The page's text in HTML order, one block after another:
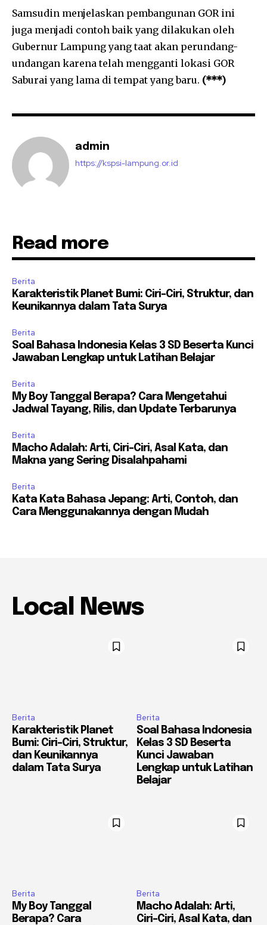
Samsudin menjelaskan pembangunan GOR ini
juga menjadi contoh baik yang dilakukan oleh
Gubernur Lampung yang taat akan perundang-
undangan karena telah mengganti lokasi GOR
Saburai yang lama di tempat yang baru. (***)
admin
https://kspsi-lampung.or.id
Read more
Berita
Karakteristik Planet Bumi: Ciri-Ciri, Struktur, dan
Keunikannya dalam Tata Surya
Berita
Soal Bahasa Indonesia Kelas 3 SD Beserta Kunci
Jawaban Lengkap untuk Latihan Belajar
Berita
My Boy Tanggal Berapa? Cara Mengetahui
Jadwal Tayang, Rilis, dan Update Terbarunya
Berita
Macho Adalah: Arti, Ciri-Ciri, Asal Kata, dan
Makna yang Sering Disalahpahami
Berita
Kata Kata Bahasa Jepang: Arti, Contoh, dan
Cara Menggunakannya dengan Mudah
Local News
Berita
Karakteristik Planet
Bumi: Ciri-Ciri, Struktur,
dan Keunikannya
dalam Tata Surya
Berita
Soal Bahasa Indonesia
Kelas 3 SD Beserta
Kunci Jawaban
Lengkap untuk Latihan
Belajar
Berita
My Boy Tanggal
Berapa? Cara
Berita
Macho Adalah: Arti,
Ciri-Ciri, Asal Kata, dan